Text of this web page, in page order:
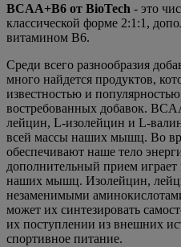
BCAA+B6 от BioTech - это
классической форме 2:1:1,
витамином В6.
Среди всего разнообразия
много найдется продуктов,
известностью и
востребованных добавок.
лейцин, L-изолейцин и L-
всей массы наших мышц. Во
обеспечивают наше тело
дополнительный прием
наших мышц. Изолейцин,
незаменимыми
может их синтезировать
их поступлении из внешних
спортивное питание.